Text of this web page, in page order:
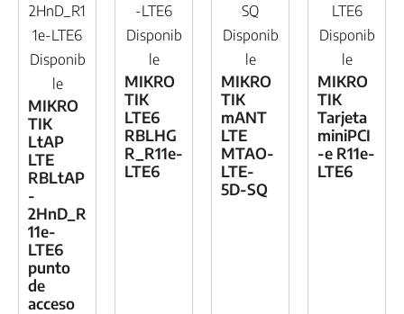
2HnD_R1
1e-LTE6
Disponib
le
MIKRO
TIK
LtAP
LTE
RBLtAP
-
2HnD_R
11e-
LTE6
punto
de
acceso
-LTE6
Disponib
le
MIKRO
TIK
LTE6
RBLHG
R_R11e-
LTE6
SQ
Disponib
le
MIKRO
TIK
mANT
LTE
MTAO-
LTE-
5D-SQ
LTE6
Disponib
le
MIKRO
TIK
Tarjeta
miniPCI
-e R11e-
LTE6